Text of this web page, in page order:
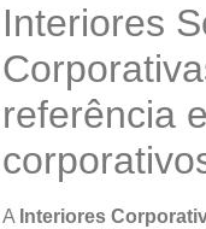
Interiores
referência
A Interiores